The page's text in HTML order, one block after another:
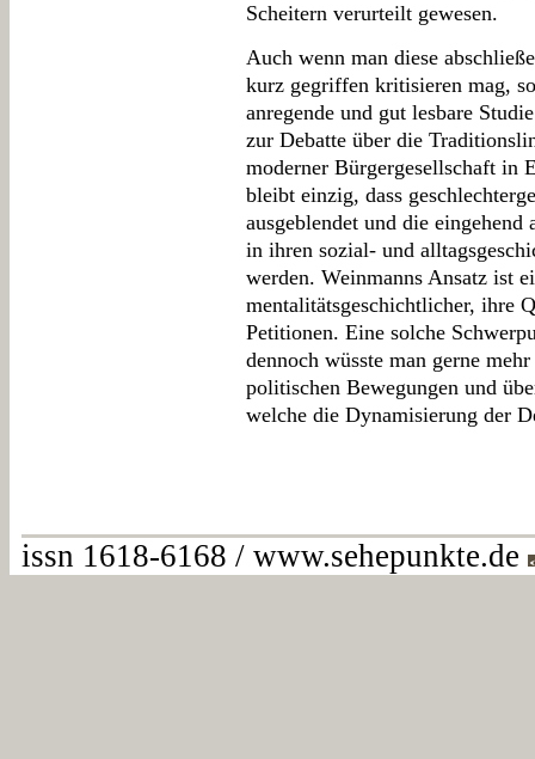
Scheitern verurteilt gewesen.
Auch wenn man diese
kurz gegriffen kritisieren mag,
anregende und gut lesbare
zur Debatte über die
moderner Bürgergesellschaft in
bleibt einzig, dass
ausgeblendet und die
in ihren sozial- und
werden. Weinmanns Ansatz ist
mentalitätsgeschichtlicher, ihre
Petitionen. Eine solche
dennoch wüsste man gerne
politischen Bewegungen und
welche die Dynamisierung der
issn 1618-6168 / www.sehepunkte.de